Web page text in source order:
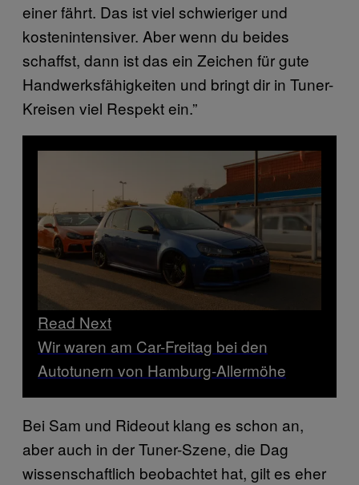
einer fährt. Das ist viel schwieriger und
kostenintensiver. Aber wenn du beides
schaffst, dann ist das ein Zeichen für gute
Handwerksfähigkeiten und bringt dir in Tuner-
Kreisen viel Respekt ein.”
Read Next
Wir waren am Car-Freitag bei den
Autotunern von Hamburg-Allermöhe
Bei Sam und Rideout klang es schon an,
aber auch in der Tuner-Szene, die Dag
wissenschaftlich beobachtet hat, gilt es eher